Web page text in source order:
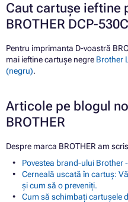
Caut cartușe ieftine
BROTHER DCP-
Pentru imprimanta D-voastră
mai ieftine cartușe negre Brother
(negru).
Articole pe blogul
BROTHER
Despre marca BROTHER am
Povestea brand-ului Brother
Cerneală uscată în cartuș:
și cum să o preveniți.
Cum să schimbați cartușele